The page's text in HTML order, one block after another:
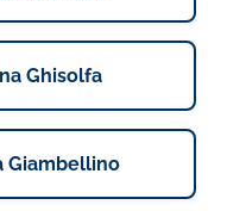
Ghisolfa
Giambellino